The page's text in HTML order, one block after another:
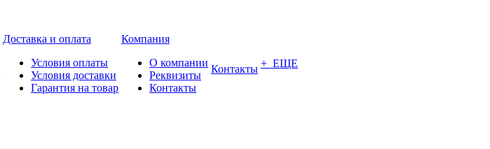
Доставка и оплата
Условия оплаты
Условия доставки
Гарантия на товар
Компания
О компании
Реквизиты
Контакты
Контакты + ЕЩЕ